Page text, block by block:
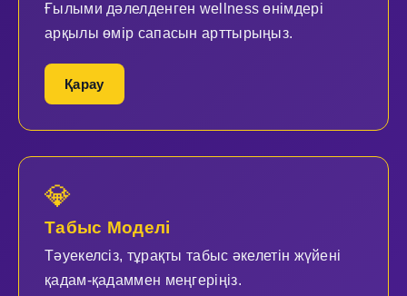
Ғылыми дәлелденген wellness өнімдері
арқылы өмір сапасын арттырыңыз.
Қарау
💎
Табыс Моделі
Тәуекелсіз, тұрақты табыс әкелетін жүйені
қадам-қадаммен меңгеріңіз.